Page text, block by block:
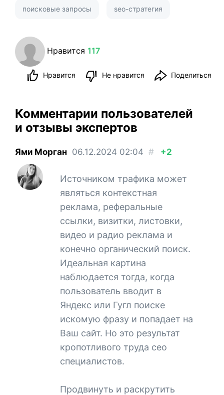
поисковые запросы seo-стратегия
Нравится 117
Нравится Не нравится Поделиться
Комментарии пользователей
и отзывы экспертов
Ями Морган 06.12.2024 02:04 # +2
Источником трафика может
являться контекстная
реклама, реферальные
ссылки, визитки, листовки,
видео и радио реклама и
конечно органический поиск.
Идеальная картина
наблюдается тогда, когда
пользователь вводит в
Яндекс или Гугл поиске
искомую фразу и попадает на
Ваш сайт. Но это результат
кропотливого труда сео
специалистов.
Продвинуть и раскрутить